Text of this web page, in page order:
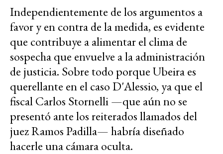
Independientemente de los argumentos a
favor y en contra de la medida, es evidente
que contribuye a alimentar el clima de
sospecha que envuelve a la administración
de justicia. Sobre todo porque Ubeira es
querellante en el caso D'Alessio, ya que el
fiscal Carlos Stornelli —que aún no se
presentó ante los reiterados llamados del
juez Ramos Padilla— habría diseñado
hacerle una cámara oculta.